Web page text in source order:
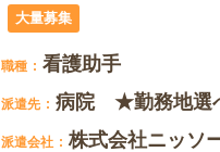
大量募集
職種 看護助手
派遣先 病院 ★勤務地選
派遣会社 株式会社ニッソ